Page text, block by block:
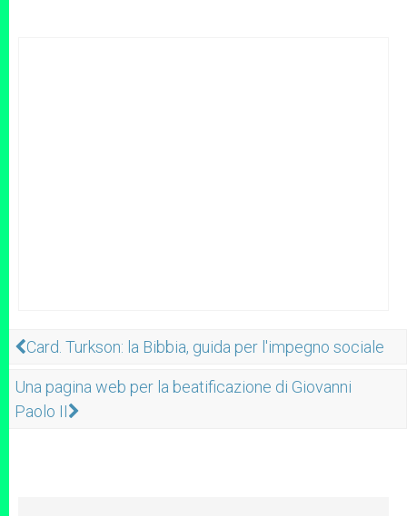
Card. Turkson: la Bibbia, guida per l'impegno sociale
Una pagina web per la beatificazione di Giovanni
Paolo II